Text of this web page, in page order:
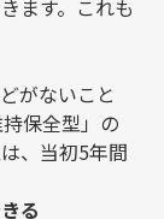
ます。これも
がないこと
保全型」の
、当初5年間
る